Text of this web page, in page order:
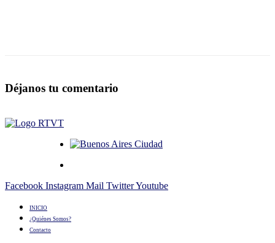
Déjanos tu comentario
Facebook Instagram Mail TwitterYoutube
INICIO
¿Quiénes Somos?
Contacto